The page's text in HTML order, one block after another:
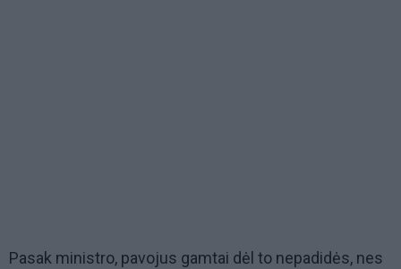
Pasak ministro, pavojus gamtai dėl to nepadidės, nes